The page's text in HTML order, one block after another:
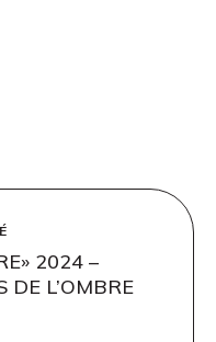
2024 –
DE L’OMBRE